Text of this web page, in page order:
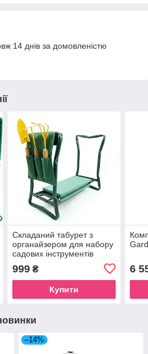
14 днів за домовленістю
Складаний табурет з
органайзером для набору
садових інструментів
999₴
Купити
6
–14%